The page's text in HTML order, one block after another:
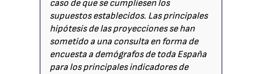
caso de que se cumpliesen los
supuestos establecidos. Las principales
hipótesis de las proyecciones se han
sometido a una consulta en forma de
encuesta a demógrafos de toda España
para los principales indicadores de